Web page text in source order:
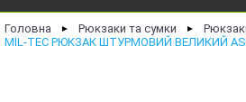
Головна ► Рюкзаки та сумки ►
MIL-TEC РЮКЗАК ШТУРМОВИЙ ВЕЛИКИЙ